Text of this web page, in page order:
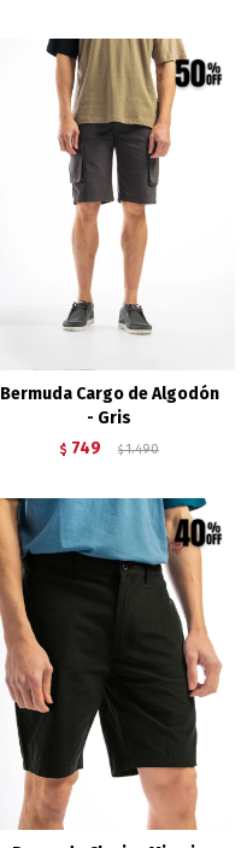
Bermuda Cargo de Algodón
- Gris
$ 749 $ 1.490